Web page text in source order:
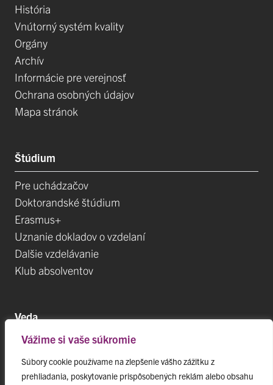
Vážime si vaše súkromie
Súbory cookie používame na zlepšenie vášho zážitku z
prehliadania, poskytovanie prispôsobených reklám alebo obsahu
História
Vnútorný systém kvality
Orgány
Archív
Informácie pre verejnosť
Ochrana osobných údajov
Mapa stránok
Štúdium
Pre uchádzačov
Doktorandské štúdium
Erasmus+
Uznanie dokladov o vzdelaní
Dalšie vzdelávanie
Klub absolventov
Veda
Postdoktorandské pozíce
Projekty
Špičkové tímy